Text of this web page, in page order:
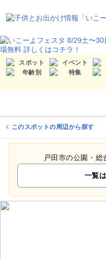
このスポットの周辺から探す
戸田市の公園・総
一覧